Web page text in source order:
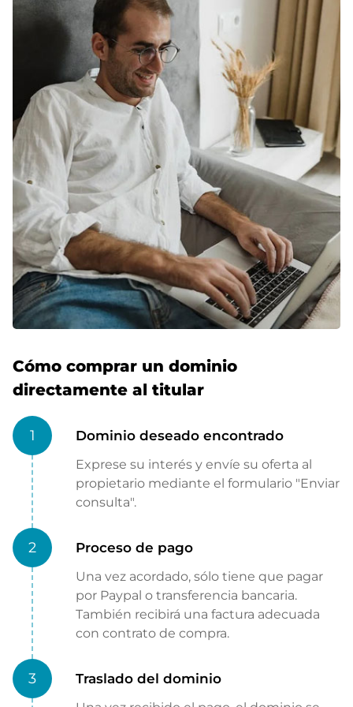
Cómo comprar un dominio
directamente al titular
1 Dominio deseado encontrado
Exprese su interés y envíe su oferta al
propietario mediante el formulario "Enviar
consulta".
2 Proceso de pago
Una vez acordado, sólo tiene que pagar
por Paypal o transferencia bancaria.
También recibirá una factura adecuada
con contrato de compra.
3 Traslado del dominio